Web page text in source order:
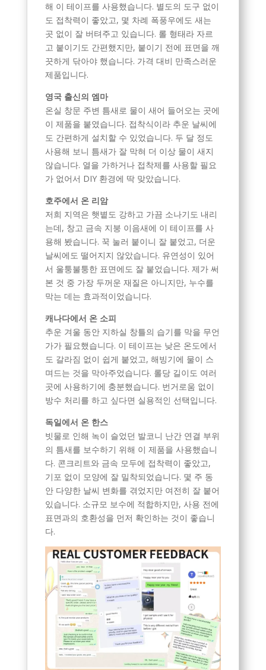
해 이 테이프를 사용했습니다. 별도의 도구 없이
도 접착력이 좋았고, 몇 차례 폭풍우에도 새는
곳 없이 잘 버텨주고 있습니다. 롤 형태라 자르
고 붙이기도 간편했지만, 붙이기 전에 표면을 깨
끗하게 닦아야 했습니다. 가격 대비 만족스러운
제품입니다.
영국 출신의 엠마
온실 창문 주변 틈새로 물이 새어 들어오는 곳에
이 제품을 붙였습니다. 접착식이라 추운 날씨에
도 간편하게 설치할 수 있었습니다. 두 달 정도
사용해 보니 틈새가 잘 막혀 더 이상 물이 새지
않습니다. 열을 가하거나 접착제를 사용할 필요
가 없어서 DIY 환경에 딱 맞았습니다.
호주에서 온 리암
저희 지역은 햇볕도 강하고 가끔 소나기도 내리
는데, 창고 금속 지붕 이음새에 이 테이프를 사
용해 봤습니다. 꾹 눌러 붙이니 잘 붙었고, 더운
날씨에도 떨어지지 않았습니다. 유연성이 있어
서 울퉁불퉁한 표면에도 잘 붙었습니다. 제가 써
본 것 중 가장 두꺼운 재질은 아니지만, 누수를
막는 데는 효과적이었습니다.
캐나다에서 온 소피
추운 겨울 동안 지하실 창틀의 습기를 막을 무언
가가 필요했습니다. 이 테이프는 낮은 온도에서
도 갈라짐 없이 쉽게 붙었고, 해빙기에 물이 스
며드는 것을 막아주었습니다. 롤당 길이도 여러
곳에 사용하기에 충분했습니다. 번거로움 없이
방수 처리를 하고 싶다면 실용적인 선택입니다.
독일에서 온 한스
빗물로 인해 녹이 슬었던 발코니 난간 연결 부위
의 틈새를 보수하기 위해 이 제품을 사용했습니
다. 콘크리트와 금속 모두에 접착력이 좋았고,
기포 없이 모양에 잘 밀착되었습니다. 몇 주 동
안 다양한 날씨 변화를 겪었지만 여전히 잘 붙어
있습니다. 소규모 보수에 적합하지만, 사용 전에
표면과의 호환성을 먼저 확인하는 것이 좋습니
다.